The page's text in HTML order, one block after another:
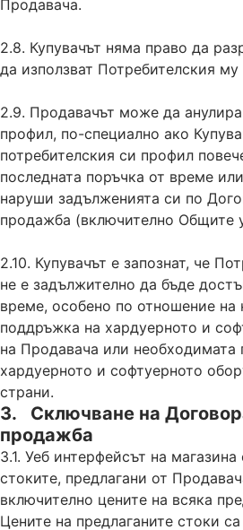
Продавача.
2.8. Купувачът няма право да
да използват Потребителския
2.9. Продавачът може да
профил, по-специално ако
потребителския си профил
последната поръчка от време
наруши задълженията си по
продажба (включително Общите
2.10. Купувачът е запознат, че
не е задължително да бъде
време, особено по отношение на
поддръжка на хардуерното и
на Продавача или необходимата
хардуерното и софтуерното
страни.
3. Сключване на
продажба
3.1. Уеб интерфейсът на
стоките, предлагани от
включително цените на всяка
Цените на предлаганите стоки